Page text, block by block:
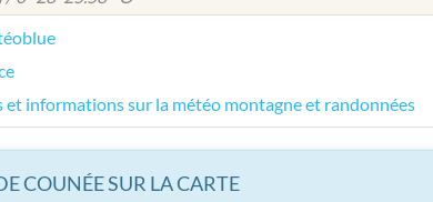
et informations sur la météo montagne et randonnées
COUNÉE SUR LA CARTE